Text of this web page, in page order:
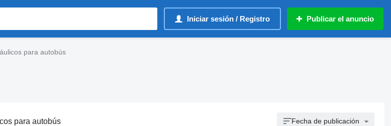
Iniciar sesión / Registro Publicar el anuncio
para autobús
para autobús Fecha de publicación